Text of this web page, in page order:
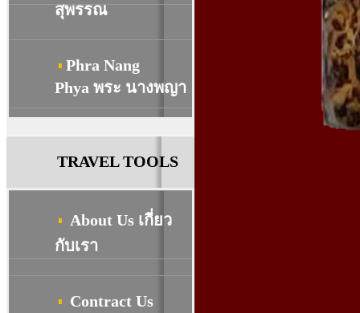
สุพรรณ
Phra Nang
Phya พระ นางพญา
TRAVEL TOOLS
About Us เกี่ยว
กับเรา
Contract Us